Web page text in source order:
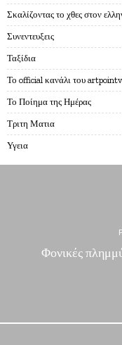
Σκαλίζοντας το χθες στον
Συνεντευξεις
Ταξίδια
Το official κανάλι του
Το Ποίημα της Ημέρας
Τριτη Ματια
Υγεια
Φονικές